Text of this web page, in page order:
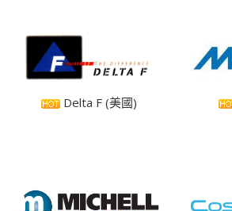
Delta F (美國)